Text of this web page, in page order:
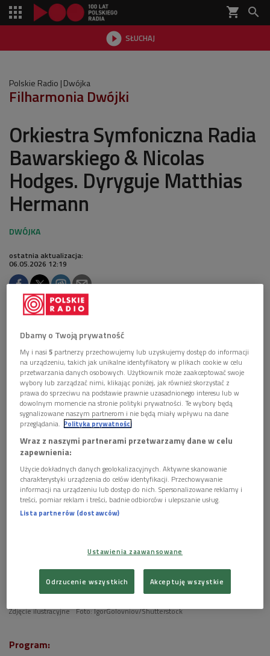
shopping_cart 
 SŁUCHAJ

Polskie Radio Dwójka
Filharmonia Dwójki
Orkiestra Symfoniczna Radia
Bawarskiego & Nicolas
Hodges. Dyryguje Matthias
Hermann
ostatnia aktualizacja:
06.05.2026 12:19
Google News
"Musica viva" – to nazwa cyklu koncertów Radia
Bawarskiego. W audycji wysłuchaliśmy jego
zeszłorocznej odsłony, gdy Orkiestrze Symfonicznej
Radia Bawarskiego towarzyszył brytyjski pianista
Nicolas Hodges. W programie znalazły się
utwory Claude'a Viviera, Helmuta Lachenmanna
i Rebekki Saunders.
Zdjęcie ilustracyjne Foto: IgorGolovniov/Shutterstock
Program:
Dbamy o Twoją prywatność
My i nasi5 partnerzy przechowujemy lub uzyskujemy dostęp do informacji
na urządzeniu, takich jak unikalne identyfikatory w plikach cookie w celu
przetwarzania danych osobowych. Użytkownik może zaakceptować swoje
wybory lub zarządzać nimi, klikając poniżej, jak również skorzystać z
prawa do sprzeciwu na podstawie prawnie uzasadnionego interesu lub w
dowolnym momencie na stronie polityki prywatności. Te wybory będą
sygnalizowane naszym partnerom i nie będą miały wpływu na dane
przeglądania. Polityka prywatności
Wraz z naszymi partnerami przetwarzamy dane w celu
zapewnienia:
Użycie dokładnych danych geolokalizacyjnych. Aktywne skanowanie
charakterystyki urządzenia do celów identyfikacji. Przechowywanie
informacji na urządzeniu lub dostęp do nich. Spersonalizowane reklamy i
treści, pomiar reklam i treści, badnie odbiorców i ulepszanie usług.
Lista partnerów (dostawców)
Ustawienia zaawansowane
Odrzucenie wszystkich Akceptuję wszystkie